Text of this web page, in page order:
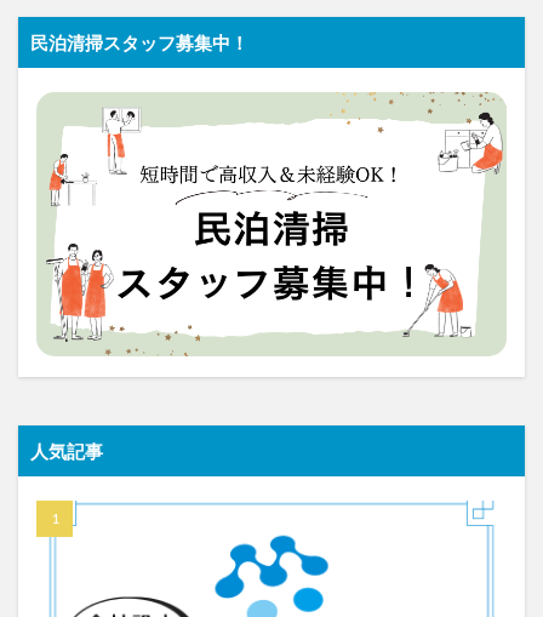
民泊清掃スタッフ募集中！
人気記事